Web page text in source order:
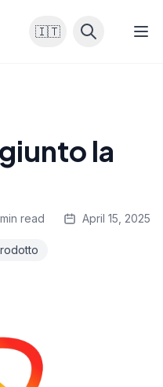
🇮🇹
la
read April 15, 2025